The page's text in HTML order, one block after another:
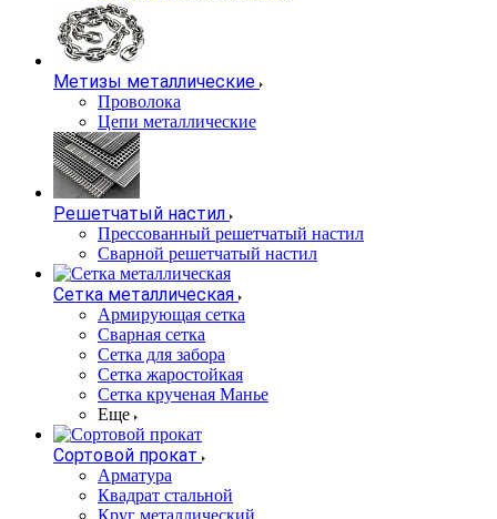
Метизы металлические
Проволока
Цепи металлические
Решетчатый настил
Прессованный решетчатый настил
Сварной решетчатый настил
Сетка металлическая
Армирующая сетка
Сварная сетка
Сетка для забора
Сетка жаростойкая
Сетка крученая Манье
Еще
Сортовой прокат
Арматура
Квадрат стальной
Круг металлический